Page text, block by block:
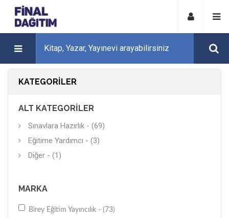
KATEGORILER
ALT KATEGORILER
Sınavlara Hazırlık - (69)
Eğitime Yardımcı - (3)
Diğer - (1)
MARKA
Birey Eğitim Yayıncılık - (73)